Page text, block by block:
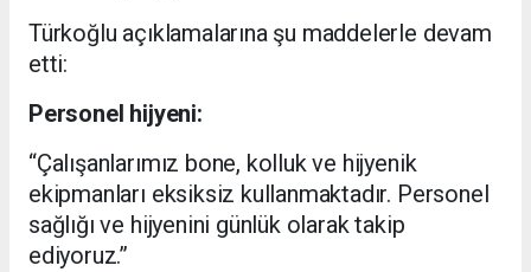
Türkoğlu açıklamalarına şu maddelerle devam
etti:
Personel hijyeni:
“Çalışanlarımız bone, kolluk ve hijyenik
ekipmanları eksiksiz kullanmaktadır. Personel
sağlığı ve hijyenini günlük olarak takip
ediyoruz.”